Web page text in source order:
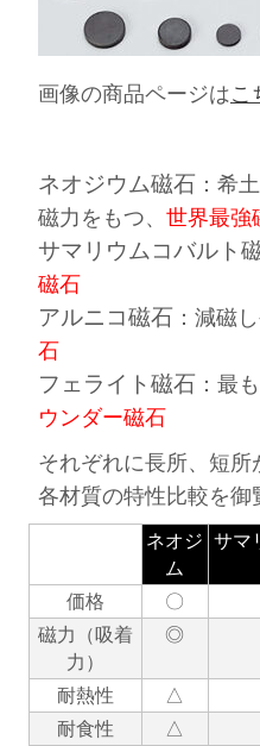
画像の商品ページはこ
ネオジウム磁石 ：希
磁力をもつ、 世界最強
サマリウムコバルト
磁石
アルニコ磁石 ：減磁
石
フェライト磁石 ：最
ウンダー磁石
それぞれに長所、短所
各材質の特性比較を御
ネオジ
ム
サマ
価格
〇
磁力（吸着
力）
◎
耐熱性 △
耐食性
△